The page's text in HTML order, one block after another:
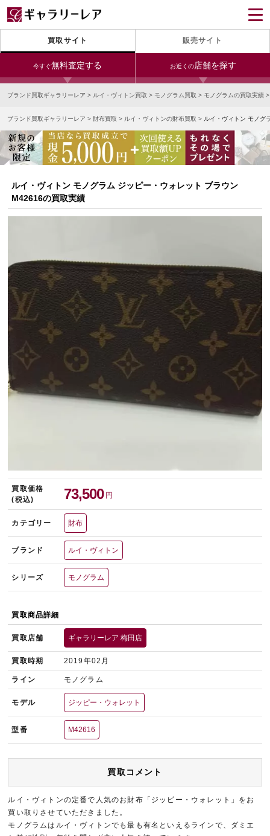
買取サイト 販売サイト
今すぐ無料査定する お近くの店舗を探す
24時間受付（対応時間10:00～19:00）
宅配買取を申し込む
無料の宅配キットをお届けします
今すぐ電話査定
受付時間 10:00～19:00
銀座本店 青山表参道店 新宿東口店
小田急新宿店 LAB東京 名古屋大須店
なんば店
宅配買取を申し込む
無料の宅配キットをお届けします
ブランド買取ギャラリーレア > ルイ・ヴィトン買取 > モノグラム買取 > モノグラムの買取実績
ブランド買取ギャラリーレア > 財布買取 > ルイ・ヴィトンの財布買取 > ルイ・ヴィトン モノグ
ルイ・ヴィトン モノグラム ジッピー・ウォレット ブラウン
M42616の買取実績
買取価格
(税込)
73,500 円
カテゴリー 財布
ブランド ルイ・ヴィトン
シリーズ モノグラム
買取商品詳細
買取店舗 ギャラリーレア 梅田店
買取時期 2019年02月
ライン モノグラム
モデル ジッピー・ウォレット
型番 M42616
買取コメント
ルイ・ヴィトンの定番で人気のお財布「ジッピー・ウォレット」をお
買い取りさせていただきました。
モノグラムはルイ・ヴィトンでも最も有名といえるラインで、ダミエ